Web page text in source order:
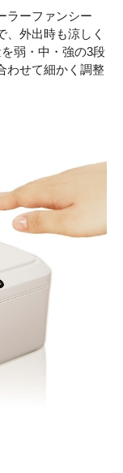
ラーファンシー
、外出時も涼しく
弱・中・強の3段
わせて細かく調整